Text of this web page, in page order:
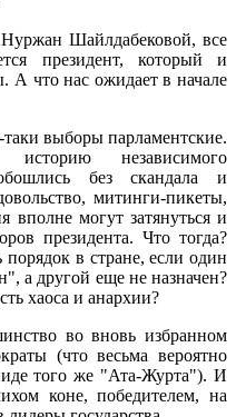
Шайлдабековой, все
президент, который и
А что нас ожидает в начале
выборы парламентские.
независимого
без скандала и
митинги-пикеты,
вполне могут затянуться и
президента. Что тогда?
в стране, если один
а другой еще не назначен?
хаоса и анархии?
во вновь избранном
(что весьма вероятно
того же "Ата-Журта"). И
коне, победителем, на